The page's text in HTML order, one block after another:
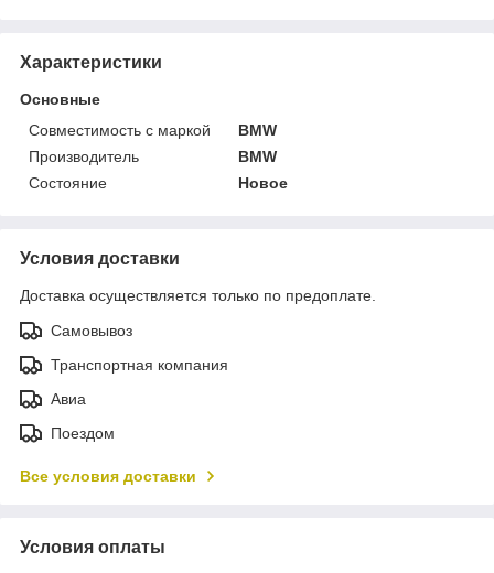
Характеристики
Основные
Совместимость с маркой
BMW
Производитель
BMW
Состояние
Новое
Условия доставки
Доставка осуществляется только по предоплате.
Самовывоз
Транспортная компания
Авиа
Поездом
Все условия доставки
Условия оплаты